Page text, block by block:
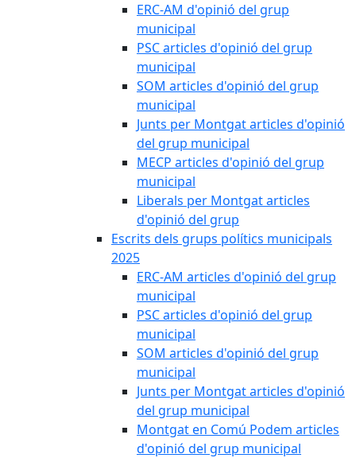
ERC-AM d'opinió del grup
municipal
PSC articles d'opinió del grup
municipal
SOM articles d'opinió del grup
municipal
Junts per Montgat articles d'opinió
del grup municipal
MECP articles d'opinió del grup
municipal
Liberals per Montgat articles
d'opinió del grup
Escrits dels grups polítics municipals
2025
ERC-AM articles d'opinió del grup
municipal
PSC articles d'opinió del grup
municipal
SOM articles d'opinió del grup
municipal
Junts per Montgat articles d'opinió
del grup municipal
Montgat en Comú Podem articles
d'opinió del grup municipal